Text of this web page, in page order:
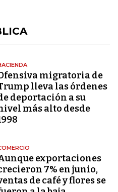
migratoria de
lleva las órdenes
deportación a su
más alto desde
exportaciones
7% en junio,
de café y flores se